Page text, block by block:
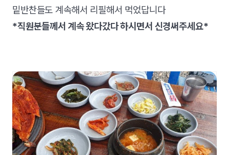
밑반찬들도 계속해서 리필해서 먹었답니다
*직원분들께서 계속 왔다갔다 하시면서 신경써주세요*